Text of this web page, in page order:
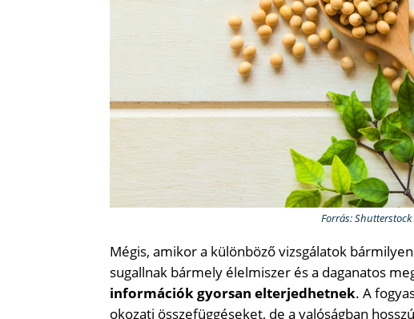
Forrás: Shutterstock
Mégis, amikor a különböző vizsgálatok
sugallnak bármely élelmiszer és a daganatos
információk gyorsan elterjedhetnek. A
okozati összefüggéseket, de a valóságban